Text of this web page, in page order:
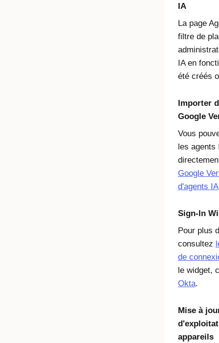
IA
La page
filtre de
IA en
été créés
Importer
Google
Vous
les agents
Google
d'agents IA
Sign-In
Pour plus
consultez
de
le widget,
Okta.
Mise à
appareils